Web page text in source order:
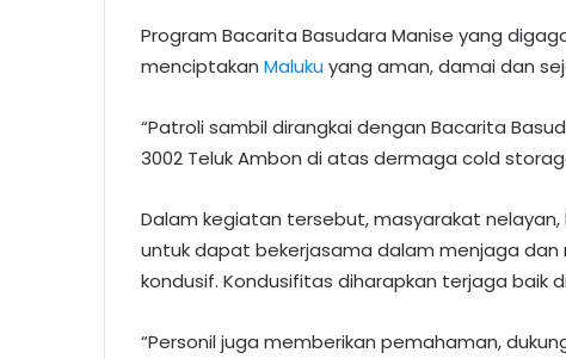
Program Bacarita Basudara Manise yang
menciptakan Malukuyang aman, damai dan
“Patroli sambil dirangkai dengan Bacarita
3002 Teluk Ambon di atas dermaga cold
Dalam kegiatan tersebut, masyarakat
untuk dapat bekerjasama dalam menjaga
kondusif. Kondusifitas diharapkan terjaga baik
“Personil juga memberikan pemahaman,